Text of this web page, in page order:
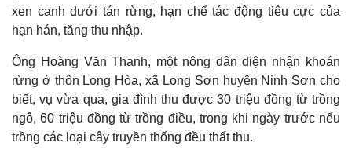
xen canh dưới tán rừng, hạn chế tác động tiêu cực của
hạn hán, tăng thu nhập.
Ông Hoàng Văn Thanh, một nông dân diện nhận khoán
rừng ở thôn Long Hòa, xã Long Sơn huyện Ninh Sơn cho
biết, vụ vừa qua, gia đình thu được 30 triệu đồng từ trồng
ngô, 60 triệu đồng từ trồng điều, trong khi ngày trước nếu
trồng các loại cây truyền thống đều thất thu.